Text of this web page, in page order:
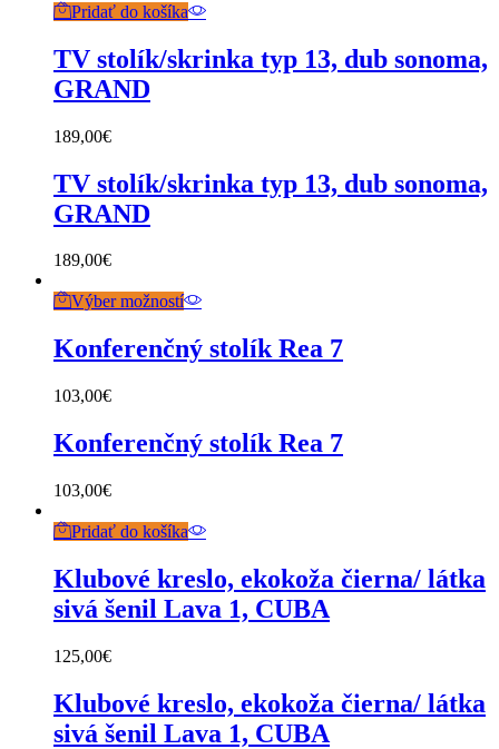
Pridať do košíka
TV stolík/skrinka typ 13, dub sonoma,
GRAND
189,00€
TV stolík/skrinka typ 13, dub sonoma,
GRAND
189,00€
Výber možností
Konferenčný stolík Rea 7
103,00€
Konferenčný stolík Rea 7
103,00€
Pridať do košíka
Klubové kreslo, ekokoža čierna/ látka
sivá šenil Lava 1, CUBA
125,00€
Klubové kreslo, ekokoža čierna/ látka
sivá šenil Lava 1, CUBA